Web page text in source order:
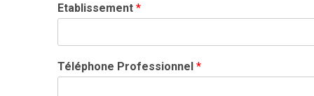
Etablissement *
Téléphone Professionnel *